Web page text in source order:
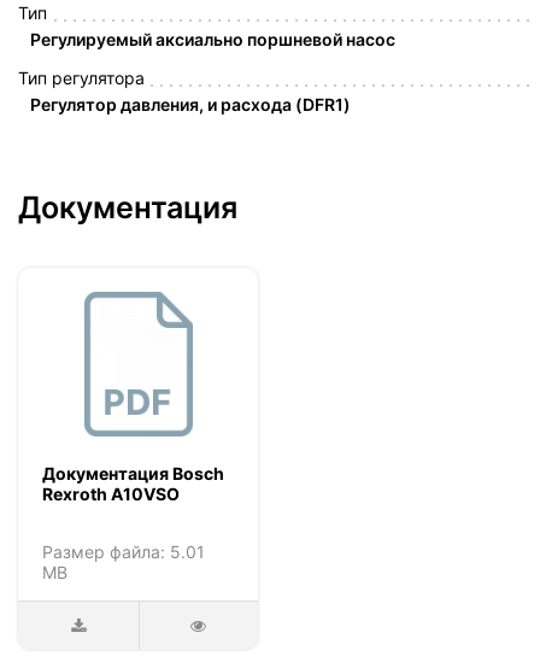
Тип
Регулируемый аксиально поршневой насос
Тип регулятора
Регулятор давления, и расхода (DFR1)
Документация
Документация Bosch
Rexroth A10VSO
Размер файла: 5.01
MB